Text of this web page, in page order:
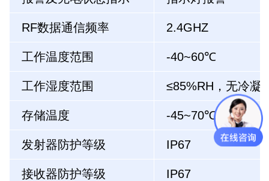
RF数据通信频率 2.4GHZ
工作温度范围 -40~60℃
工作湿度范围 ≤85%RH，无冷凝
存储温度 -45~70℃
发射器防护等级 IP67
接收器防护等级 IP67